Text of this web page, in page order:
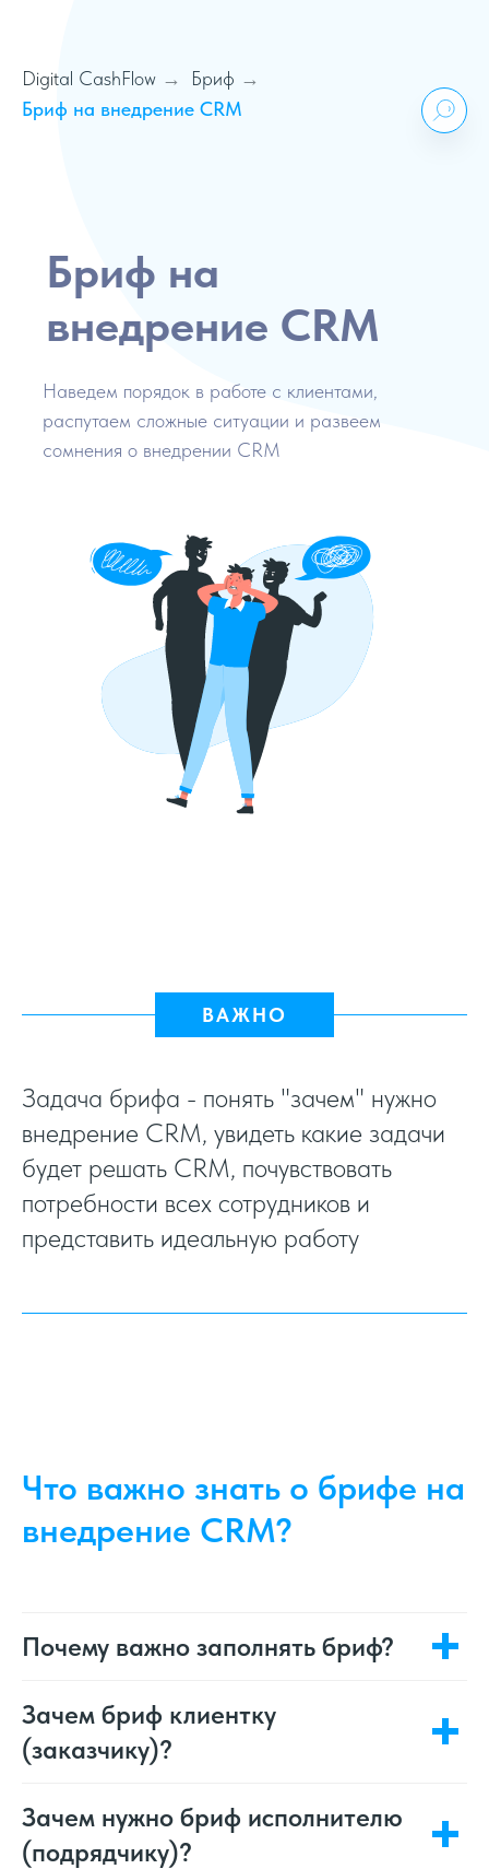
Digital CashFlow → Бриф →
Бриф на внедрение CRM
Бриф на
внедрение CRM
Наведем порядок в работе с клиентами,
распутаем сложные ситуации и развеем
сомнения о внедрении CRM
ВАЖНО
Задача брифа - понять "зачем" нужно
внедрение CRM, увидеть какие задачи
будет решать CRM, почувствовать
потребности всех сотрудников и
представить идеальную работу
Что важно знать о брифе на
внедрение CRM?
Почему важно заполнять бриф?
Зачем бриф клиентку
(заказчику)?
Зачем нужно бриф исполнителю
(подрядчику)?